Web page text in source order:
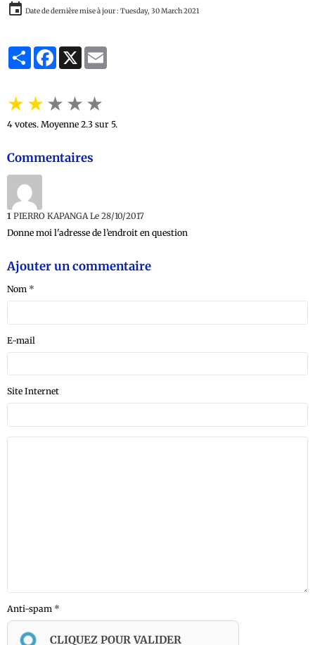
Date de dernière mise à jour : Tuesday, 30 March 2021
PartagerFacebook
X
★★★★★
4 votes. Moyenne 2.3 sur 5.
Commentaires
1 PIERRO KAPANGALe 28/10/2017
Donne moi l'adresse de l’endroit en question
Ajouter un commentaire
Nom
E-mail
Site Internet
Anti-spam
CLIQUEZ POUR VALIDER